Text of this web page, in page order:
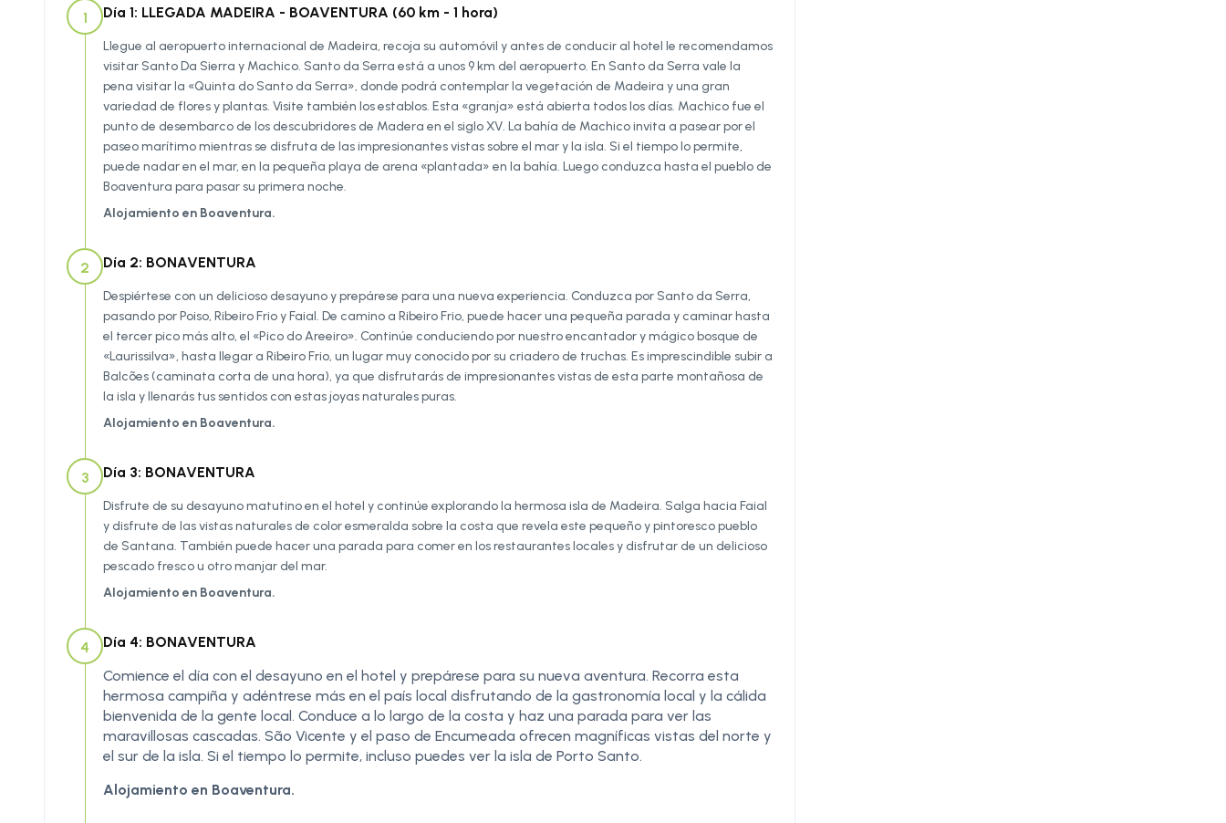
1 Día 1: LLEGADA MADEIRA - BOAVENTURA (60 km - 1 hora)
Llegue al aeropuerto internacional de Madeira, recoja su automóvil y antes de conducir al hotel le recomendamos
visitar Santo Da Sierra y Machico. Santo da Serra está a unos 9 km del aeropuerto. En Santo da Serra vale la
pena visitar la «Quinta do Santo da Serra», donde podrá contemplar la vegetación de Madeira y una gran
variedad de flores y plantas. Visite también los establos. Esta «granja» está abierta todos los días. Machico fue el
punto de desembarco de los descubridores de Madera en el siglo XV. La bahía de Machico invita a pasear por el
paseo marítimo mientras se disfruta de las impresionantes vistas sobre el mar y la isla. Si el tiempo lo permite,
puede nadar en el mar, en la pequeña playa de arena «plantada» en la bahía. Luego conduzca hasta el pueblo de
Boaventura para pasar su primera noche.
Alojamiento en Boaventura.
2 Día 2: BONAVENTURA
Despiértese con un delicioso desayuno y prepárese para una nueva experiencia. Conduzca por Santo da Serra,
pasando por Poiso, Ribeiro Frio y Faial. De camino a Ribeiro Frio, puede hacer una pequeña parada y caminar hasta
el tercer pico más alto, el «Pico do Areeiro». Continúe conduciendo por nuestro encantador y mágico bosque de
«Laurissilva», hasta llegar a Ribeiro Frio, un lugar muy conocido por su criadero de truchas. Es imprescindible subir a
Balcões (caminata corta de una hora), ya que disfrutarás de impresionantes vistas de esta parte montañosa de
la isla y llenarás tus sentidos con estas joyas naturales puras.
Alojamiento en Boaventura.
3 Día 3: BONAVENTURA
Disfrute de su desayuno matutino en el hotel y continúe explorando la hermosa isla de Madeira. Salga hacia Faial
y disfrute de las vistas naturales de color esmeralda sobre la costa que revela este pequeño y pintoresco pueblo
de Santana. También puede hacer una parada para comer en los restaurantes locales y disfrutar de un delicioso
pescado fresco u otro manjar del mar.
Alojamiento en Boaventura.
4
Día 4: BONAVENTURA
Comience el día con el desayuno en el hotel y prepárese para su nueva aventura. Recorra esta
hermosa campiña y adéntrese más en el país local disfrutando de la gastronomía local y la cálida
bienvenida de la gente local. Conduce a lo largo de la costa y haz una parada para ver las
maravillosas cascadas. São Vicente y el paso de Encumeada ofrecen magníficas vistas del norte y
el sur de la isla. Si el tiempo lo permite, incluso puedes ver la isla de Porto Santo.
Alojamiento en Boaventura.